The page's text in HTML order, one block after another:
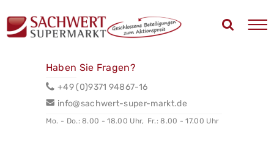
Haben Sie Fragen?
+49 (0)9371 94867-16
info@sachwert-super-markt.de
Mo. - Do.: 8.00 - 18.00 Uhr, Fr.: 8.00 - 17.00 Uhr